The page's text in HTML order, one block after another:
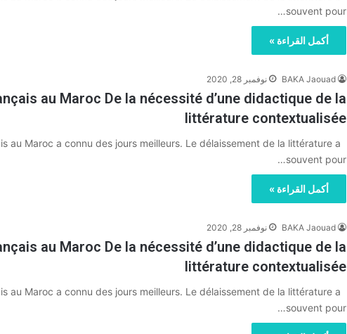
souvent pour…
أكمل القراءة »
BAKA Jaouad نوفمبر 28, 2020
au Maroc De la nécessité d’une didactique de la
littérature contextualisée
au Maroc a connu des jours meilleurs. Le délaissement de la littérature a
souvent pour…
أكمل القراءة »
BAKA Jaouad نوفمبر 28, 2020
au Maroc De la nécessité d’une didactique de la
littérature contextualisée
au Maroc a connu des jours meilleurs. Le délaissement de la littérature a
souvent pour…